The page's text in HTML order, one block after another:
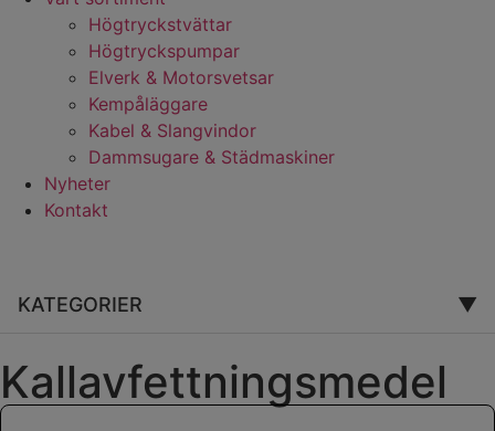
Högtryckstvättar
Högtryckspumpar
Elverk & Motorsvetsar
Kempåläggare
Kabel & Slangvindor
Dammsugare & Städmaskiner
Nyheter
Kontakt
KATEGORIER ▼
Kallavfettningsmedel